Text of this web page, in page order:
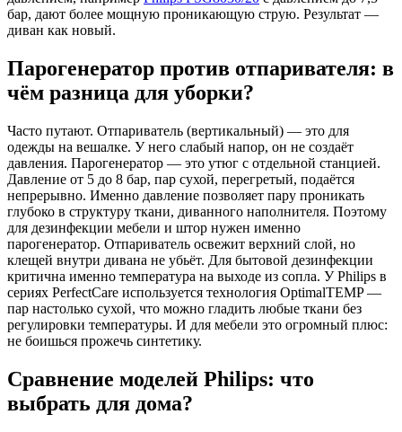
бар, дают более мощную проникающую струю. Результат —
диван как новый.
Парогенератор против отпаривателя: в
чём разница для уборки?
Часто путают. Отпариватель (вертикальный) — это для
одежды на вешалке. У него слабый напор, он не создаёт
давления. Парогенератор — это утюг с отдельной станцией.
Давление от 5 до 8 бар, пар сухой, перегретый, подаётся
непрерывно. Именно давление позволяет пару проникать
глубоко в структуру ткани, диванного наполнителя. Поэтому
для дезинфекции мебели и штор нужен именно
парогенератор. Отпариватель освежит верхний слой, но
клещей внутри дивана не убьёт. Для бытовой дезинфекции
критична именно температура на выходе из сопла. У Philips в
сериях PerfectCare используется технология OptimalTEMP —
пар настолько сухой, что можно гладить любые ткани без
регулировки температуры. И для мебели это огромный плюс:
не боишься прожечь синтетику.
Сравнение моделей Philips: что
выбрать для дома?